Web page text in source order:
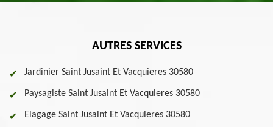
AUTRES SERVICES
Jardinier Saint Jusaint Et Vacquieres 30580
Paysagiste Saint Jusaint Et Vacquieres 30580
Elagage Saint Jusaint Et Vacquieres 30580